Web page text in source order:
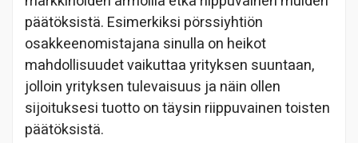
päätöksistä. Esimerkiksi pörssiyhtiön
osakkeenomistajana sinulla on heikot
mahdollisuudet vaikuttaa yrityksen suuntaan,
jolloin yrityksen tulevaisuus ja näin ollen
sijoituksesi tuotto on täysin riippuvainen toisten
päätöksistä.